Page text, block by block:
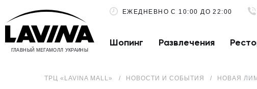
ГЛАВНЫЙ МЕГАМОЛЛ УКРАИНЫ
ЕЖЕДНЕВНО С 10:00 ДО 22:00
Шопинг Развлечения
ТРЦ «LAVINA MALL» НОВОСТИ И СОБЫТИЯ НОВАЯ